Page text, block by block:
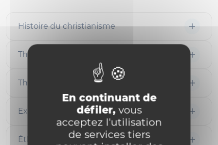
En continuant de
défiler,vous
acceptez l'utilisation
de services tiers
Histoire du christianisme
Théologie systématique
Théologie pratique
Exégèse
Éthique